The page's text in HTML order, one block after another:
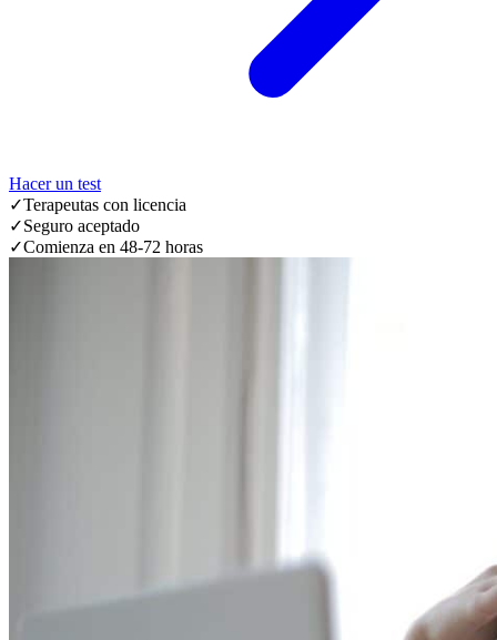
Hacer un test
✓Terapeutas con licencia
✓Seguro aceptado
✓Comienza en 48-72 horas